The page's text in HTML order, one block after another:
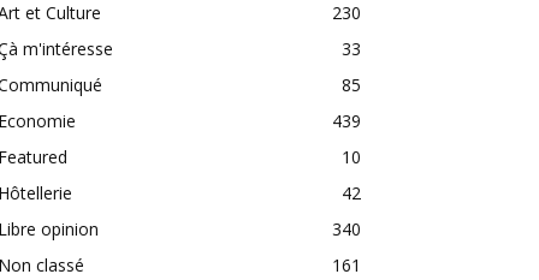
et Culture
230
m'intéresse
33
85
439
10
42
opinion
340
classé
161